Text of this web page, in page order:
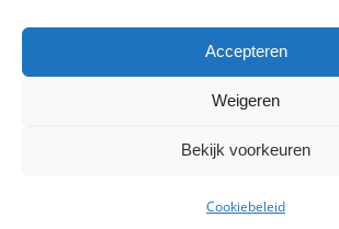
Accepteren
Weigeren
Bekijk voorkeuren
Cookiebeleid